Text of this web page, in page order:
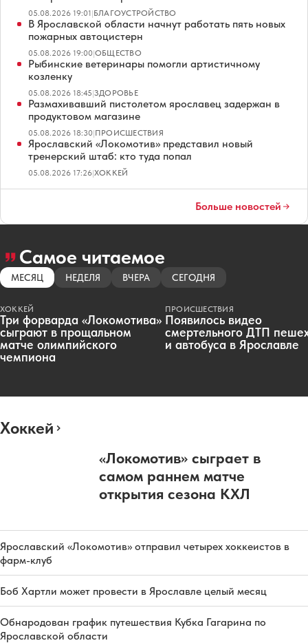
05.08.2026 19:01|БЛАГОУСТРОЙСТВО
В Ярославской области начнут работать пять новых
пожарных автоцистерн
05.08.2026 19:00|ОБЩЕСТВО
Рыбинские ветеринары помогли артистичному
козленку
05.08.2026 18:45|ЗДОРОВЬЕ
Размахивавший пистолетом ярославец задержан в
продуктовом магазине
05.08.2026 18:30|ПРОИСШЕСТВИЯ
Ярославский «Локомотив» представил новый
тренерский штаб: кто туда попал
05.08.2026 17:26|ХОККЕЙ
Больше новостей
Самое читаемое
МЕСЯЦ НЕДЕЛЯ ВЧЕРА СЕГОДНЯ
ХОККЕЙ
Три форварда «Локомотива»
сыграют в прощальном
матче олимпийского
чемпиона
ПРОИСШЕСТВИЯ
Появилось видео
смертельного ДТП
и автобуса в Ярославле
Хоккей
«Локомотив» сыграет в
самом раннем матче
открытия сезона КХЛ
Ярославский «Локомотив» отправил четырех хоккеистов в
фарм-клуб
Боб Хартли может провести в Ярославле целый месяц
Обнародован график путешествия Кубка Гагарина по
Ярославской области